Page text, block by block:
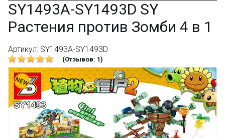
SY1493A-SY1493D SY
Растения против Зомби 4 в 1
Артикул: SY1493A-SY1493D
(Отзывов: 1)